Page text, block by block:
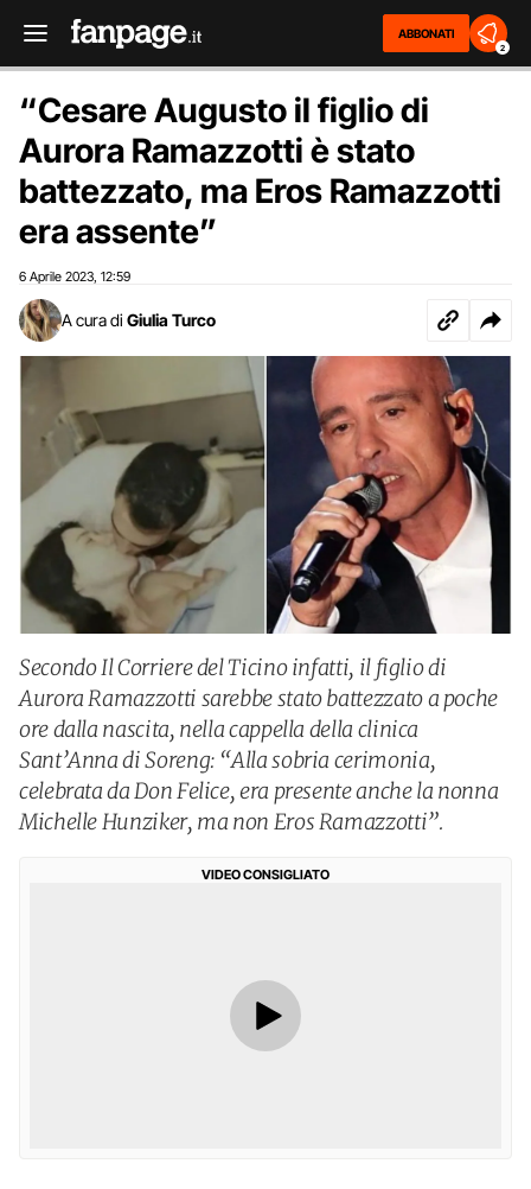
ABBONATI
2
“Cesare Augusto il figlio di
Aurora Ramazzotti è stato
battezzato, ma Eros Ramazzotti
era assente”
6 Aprile 2023 12:59
A cura di Giulia Turco
Secondo Il Corriere del Ticino infatti, il figlio di
Aurora Ramazzotti sarebbe stato battezzato a poche
ore dalla nascita, nella cappella della clinica
Sant’Anna di Soreng: “Alla sobria cerimonia,
celebrata da Don Felice, era presente anche la nonna
Michelle Hunziker, ma non Eros Ramazzotti”.
VIDEO CONSIGLIATO